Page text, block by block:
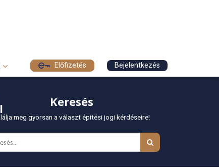
Előfizetés Bejelentkezés
Keresés
meg gyorsan a választ építési jogi kérdéseire!